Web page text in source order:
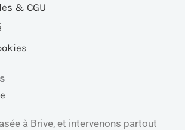
& CGU
à Brive, et intervenons partout